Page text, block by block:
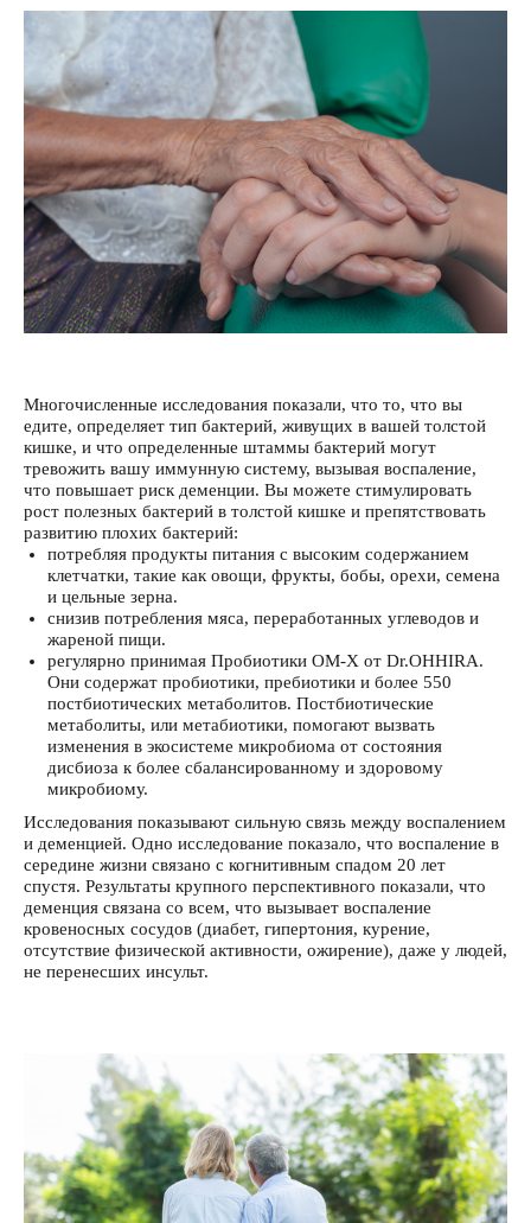
Многочисленные исследования показали, что то, что вы
едите, определяет тип бактерий, живущих в вашей толстой
кишке, и что определенные штаммы бактерий могут
тревожить вашу иммунную систему, вызывая воспаление,
что повышает риск деменции. Вы можете стимулировать
рост полезных бактерий в толстой кишке и препятствовать
развитию плохих бактерий:
потребляя продукты питания с высоким содержанием
клетчатки, такие как овощи, фрукты, бобы, орехи, семена
и цельные зерна.
снизив потребления мяса, переработанных углеводов и
жареной пищи.
регулярно принимая Пробиотики ОМ-Х от Dr.OHHIRA.
Они содержат пробиотики, пребиотики и более 550
постбиотических метаболитов. Постбиотические
метаболиты, или метабиотики, помогают вызвать
изменения в экосистеме микробиома от состояния
дисбиоза к более сбалансированному и здоровому
микробиому.
Исследования показывают сильную связь между воспалением
и деменцией. Одно исследование показало, что воспаление в
середине жизни связано с когнитивным спадом 20 лет
спустя. Результаты крупного перспективного показали, что
деменция связана со всем, что вызывает воспаление
кровеносных сосудов (диабет, гипертония, курение,
отсутствие физической активности, ожирение), даже у людей,
не перенесших инсульт.